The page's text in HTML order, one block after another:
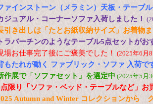
ァインストーン（メラミン）天板・テーブ
ジュアル・コーナーソファ入荷しました！
引き出しは「たとお紙収納サイズ」お着物
トラバーチンのようなテーブル5点セットが
場お仕事完了後にご褒美でした！ (2025年6月
もたれが動く ファブリック・ソファ 入荷で
作展で「ソファセット」を選定中 (2025年5月
限り「ソファ・ベッド・テーブルなど」お
Autumn and Winter コレクションから